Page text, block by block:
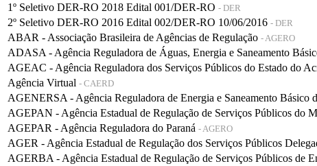
1º Seletivo DER-RO 2018 Edital 001/DER-RO - DER
2º Seletivo DER-RO 2016 Edital 002/DER-RO 10/06/2016 - DER
ABAR - Associação Brasileira de Agências de Regulação - AGERO
ADASA - Agência Reguladora de Águas, Energia e Saneamento
AGEAC - Agência Reguladora dos Serviços Públicos do Estado do
Agência Virtual - CAERD
AGENERSA - Agência Reguladora de Energia e Saneamento Básico
AGEPAN - Agência Estadual de Regulação de Serviços Públicos do
AGEPAR - Agência Reguladora do Paraná - AGERO
AGER - Agência Estadual de Regulação dos Serviços Públicos
AGERBA - Agência Estadual de Regulação de Serviços Públicos de